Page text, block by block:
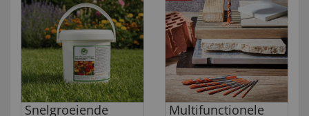
Snelgroeiende Multifunctionele